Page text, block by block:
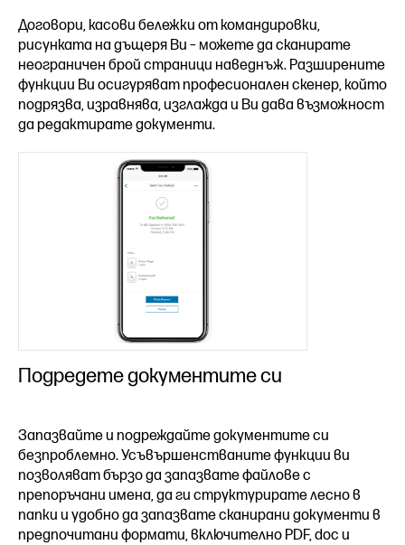
Договори, касови бележки от командировки,
рисунката на дъщеря Ви – можете да сканирате
неограничен брой страници наведнъж. Разширените
функции Ви осигуряват професионален скенер, който
подрязва, изравнява, изглажда и Ви дава възможност
да редактирате документи.
Подредете документите си
Запазвайте и подреждайте документите си
безпроблемно. Усъвършенстваните функции ви
позволяват бързо да запазвате файлове с
препоръчани имена, да ги структурирате лесно в
папки и удобно да запазвате сканирани документи в
предпочитани формати, включително PDF, doc и